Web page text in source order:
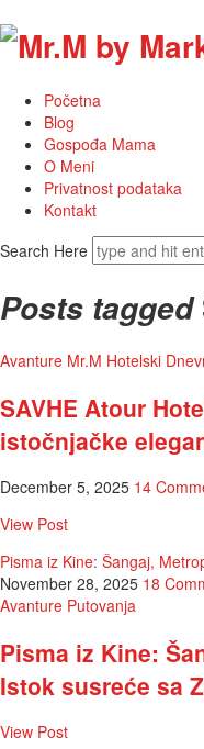
Početna
Blog
Gospođa Mama
O Meni
Privatnost podataka
Kontakt
Search Here
Posts tagged
Avanture Mr.M Hotelski
SAVHE Atour
istočnjačke
December 5, 2025 14
View Post
Pisma iz Kine: Šangaj,
November 28, 2025 18
Avanture Putovanja
Pisma iz Kine:
Istok susreće sa
View Post